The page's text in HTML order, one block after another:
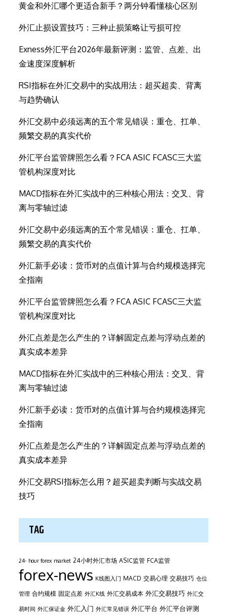
黄金和外汇哪个更适合新手？两分钟看懂核心区别
外汇止损设置技巧：三种止损策略让亏损可控
Exness外汇平台2026年最新评测：监管、点差、出
金速度深度解析
RSI指标在外汇交易中的实战用法：超买超卖、背离
与趋势确认
外汇交易中必须远离的五个常见错误：重仓、扛单、
频繁交易的真实代价
外汇平台监管牌照怎么看？FCA ASIC FCASC三大监
管机构深度对比
MACD指标在外汇实战中的三种核心用法：交叉、背
离与零轴过滤
外汇交易中必须远离的五个常见错误：重仓、扛单、
频繁交易的真实代价
外汇新手必读：货币对的点值计算与合约规模选择完
全指南
外汇平台监管牌照怎么看？FCA ASIC FCASC三大监
管机构深度对比
外汇点差是怎么产生的？详解固定点差与浮动点差的
真实成本差异
MACD指标在外汇实战中的三种核心用法：交叉、背
离与零轴过滤
外汇新手必读：货币对的点值计算与合约规模选择完
全指南
外汇点差是怎么产生的？详解固定点差与浮动点差的
真实成本差异
外汇交易RSI指标怎么用？超买超卖判断与实战交易
技巧
TAG
24- hour forex market 24小时外汇市场 ASIC监管 FCA监管
forex-news K线图入门 MACD 交易心理 交易技巧 仓位
管理 合约规模 固定点差 外汇K线 外汇交易成本 外汇交易技巧 外汇交
易时间 外汇保证金 外汇入门 外汇常见错误 外汇平台 外汇平台评测